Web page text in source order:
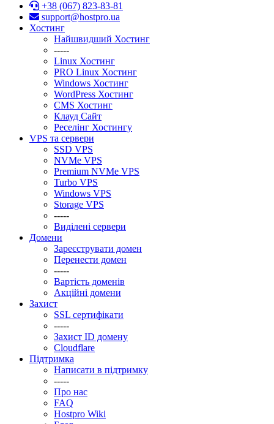
+38 (067) 823-83-81
support@hostpro.ua
Хостинг
Найшвидший Хостинг
-----
Linux Хостинг
PRO Linux Хостинг
Windows Хостинг
WordPress Хостинг
CMS Хостинг
Клауд Сайт
Реселінг Хостингу
VPS та сервери
SSD VPS
NVMe VPS
Premium NVMe VPS
Turbo VPS
Windows VPS
Stоrage VPS
-----
Виділені сервери
Домени
Зареєструвати домен
Перенести домен
-----
Вартість доменів
Акційні домени
Захист
SSL сертифікати
-----
Захист ID домену
Clоudflare
Підтримка
Написати в підтримку
-----
Про нас
FAQ
Hostpro Wiki